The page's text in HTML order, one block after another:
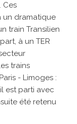
Ces
un dramatique
train Transilien
à un TER
trains
- Limoges :
est parti avec
été retenu